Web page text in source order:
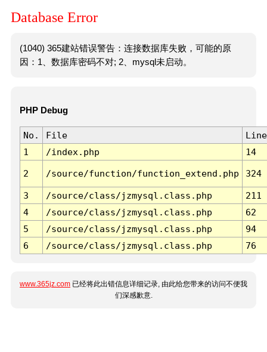
Database Error
(1040) 365建站错误警告：连接数据库失败，可能的原
因：1、数据库密码不对; 2、mysql未启动。
PHP Debug
No. File
Line
1
/index.php 14
2 /source/function/function_extend.php 324
3 /source/class/jzmysql.class.php
211
4
/source/class/jzmysql.class.php
62
5
/source/class/jzmysql.class.php
94
6
/source/class/jzmysql.class.php 76
www.365jz.com 已经将此出错信息详细记录, 由此给您带来的访问不便我
们深感歉意.